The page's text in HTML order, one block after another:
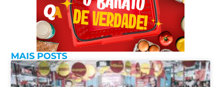
MAIS POSTS